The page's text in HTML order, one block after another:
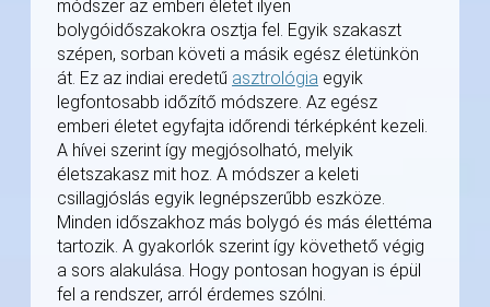
módszer az emberi életet ilyen
bolygóidőszakokra osztja fel. Egyik szakaszt
szépen, sorban követi a másik egész életünkön
át. Ez az indiai eredetű asztrológia egyik
legfontosabb időzítő módszere. Az egész
emberi életet egyfajta időrendi térképként kezeli.
A hívei szerint így megjósolható, melyik
életszakasz mit hoz. A módszer a keleti
csillagjóslás egyik legnépszerűbb eszköze.
Minden időszakhoz más bolygó és más élettéma
tartozik. A gyakorlók szerint így követhető végig
a sors alakulása. Hogy pontosan hogyan is épül
fel a rendszer, arról érdemes szólni.